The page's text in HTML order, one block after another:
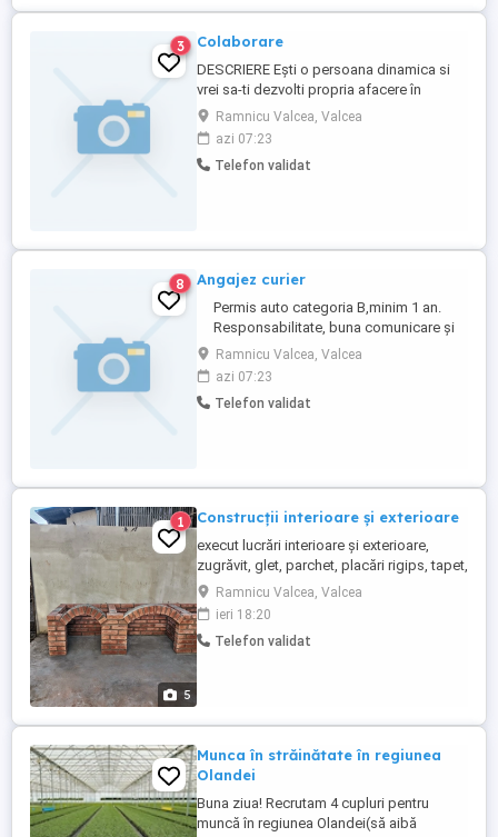
3 Colaborare
DESCRIERE Eşti o persoana dinamica si
vrei sa-ti dezvolti propria afacere în
industria curieratului? Ai una sau mai multe
autoutilitare sub 3,5 T ( euro 5) şi eşti
detinator Societate Comerciala de tip SRL
sau cu posibilitati de înfiintare a acesteia?
Ramnicu Valcea, Valcea
azi 07:23
Telefon validat
8 Angajez curier
Permis auto categoria B,minim 1 an.
Responsabilitate, buna comunicare şi
orientare spre client Cunoasterea
orasului si a zonelor limitrofe Cazier
judiciar fara mentiuni Responsabilitaţi:
Efectuarea de livrari şi ridicari de
Ramnicu Valcea, Valcea
azi 07:23
Telefon validat
5
1 Construcții interioare și exterioare
execut lucrări interioare și exterioare,
zugrăvit, glet, parchet, placări rigips, tapet,
placări cu polistiren, gratare din cărămidă,
etc
Ramnicu Valcea, Valcea
ieri 18:20
Telefon validat
Munca în străinătate în regiunea
Olandei
Buna ziua! Recrutam 4 cupluri pentru
muncă în regiunea Olandei(să aibă